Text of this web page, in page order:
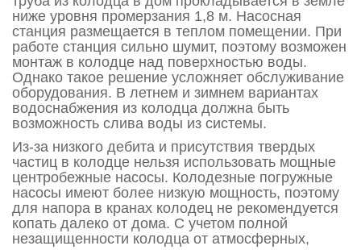
ниже уровня промерзания 1,8 м. Насосная
станция размещается в теплом помещении. При
работе станция сильно шумит, поэтому возможен
монтаж в колодце над поверхностью воды.
Однако такое решение усложняет обслуживание
оборудования. В летнем и зимнем вариантах
водоснабжения из колодца должна быть
возможность слива воды из системы.
Из-за низкого дебита и присутствия твердых
частиц в колодце нельзя использовать мощные
центробежные насосы. Колодезные погружные
насосы имеют более низкую мощность, поэтому
для напора в кранах колодец не рекомендуется
копать далеко от дома. С учетом полной
незащищенности колодца от атмосферных,